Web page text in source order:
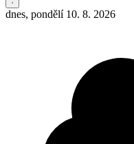
dnes, pondělí 10. 8. 2026